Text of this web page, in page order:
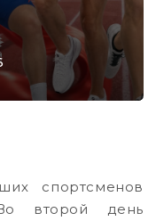
спортсменов
второй день